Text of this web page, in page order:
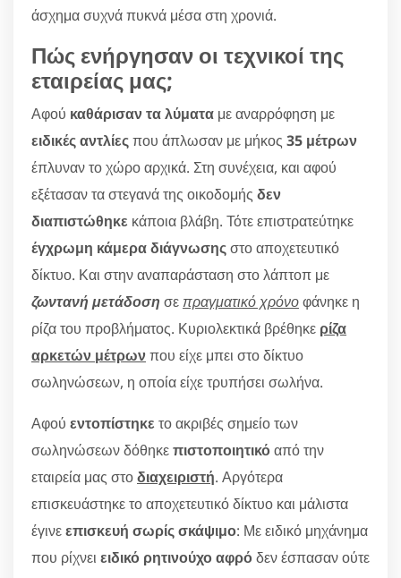
άσχημα συχνά πυκνά μέσα στη χρονιά.
Πώς ενήργησαν οι τεχνικοί της
εταιρείας μας;
Αφού καθάρισαν τα λύματα με αναρρόφηση με
ειδικές αντλίεςπου άπλωσαν με μήκος 35 μέτρων
έπλυναν το χώρο αρχικά. Στη συνέχεια, και αφού
εξέτασαν τα στεγανά της οικοδομής δεν
διαπιστώθηκε κάποια βλάβη. Τότε επιστρατεύτηκε
έγχρωμη κάμερα διάγνωσηςστο αποχετευτικό
δίκτυο. Και στην αναπαράσταση στο λάπτοπ με
ζωντανή μετάδοση σε πραγματικό χρόνοφάνηκε η
ρίζα του προβλήματος. Κυριολεκτικά βρέθηκε ρίζα
αρκετών μέτρωνπου είχε μπει στο δίκτυο
σωληνώσεων, η οποία είχε τρυπήσει σωλήνα.
Αφού εντοπίστηκε το ακριβές σημείο των
σωληνώσεων δόθηκεπιστοποιητικόαπό την
εταιρεία μας στοδιαχειριστή. Αργότερα
επισκευάστηκε το αποχετευτικό δίκτυο και μάλιστα
έγινεεπισκευή σωρίς σκάψιμο: Με ειδικό μηχάνημα
που ρίχνει ειδικό ρητινούχο αφρόδεν έσπασαν ούτε